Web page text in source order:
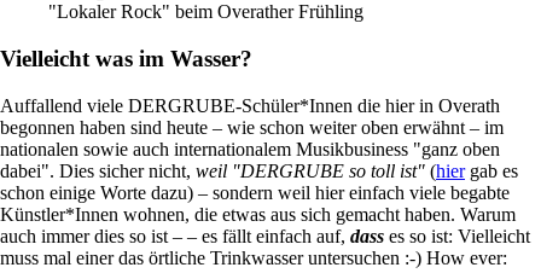
"Lokaler Rock" beim Overather Frühling
Vielleicht was im Wasser?
Auffallend viele DERGRUBE-Schüler*Innen die hier in Overath
begonnen haben sind heute – wie schon weiter oben erwähnt – im
nationalen sowie auch internationalem Musikbusiness "ganz oben
dabei". Dies sicher nicht, weil "DERGRUBE so toll ist" (hiergab es
schon einige Worte dazu) – sondern weil hier einfach viele begabte
Künstler*Innen wohnen, die etwas aus sich gemacht haben. Warum
auch immer dies so ist – – es fällt einfach auf, dass es so ist: Vielleicht
muss mal einer das örtliche Trinkwasser untersuchen :-) How ever: